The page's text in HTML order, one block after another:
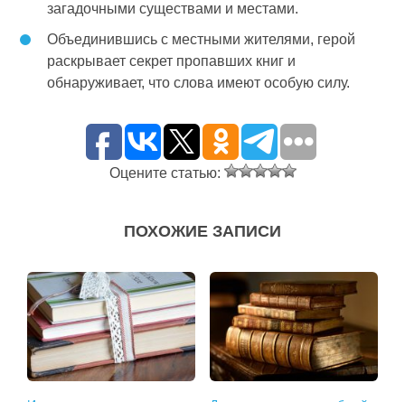
загадочными существами и местами.
Объединившись с местными жителями, герой
раскрывает секрет пропавших книг и
обнаруживает, что слова имеют особую силу.
Оцените статью:
ПОХОЖИЕ ЗАПИСИ